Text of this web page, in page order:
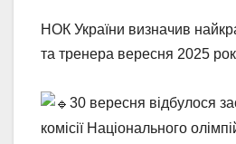
НОК України визначив
та тренера вересня 2025
30 вересня відбулося
комісії Національного